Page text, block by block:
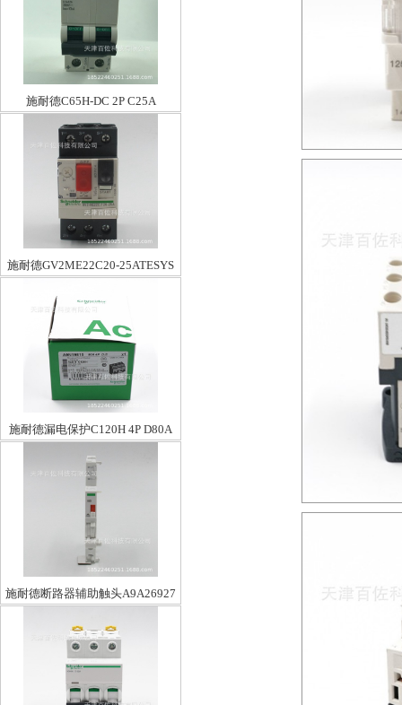
施耐德C65H-DC 2P C25A
施耐德GV2ME22C20-25ATESYS
施耐德漏电保护C120H 4P D80A
施耐德断路器辅助触头A9A26927